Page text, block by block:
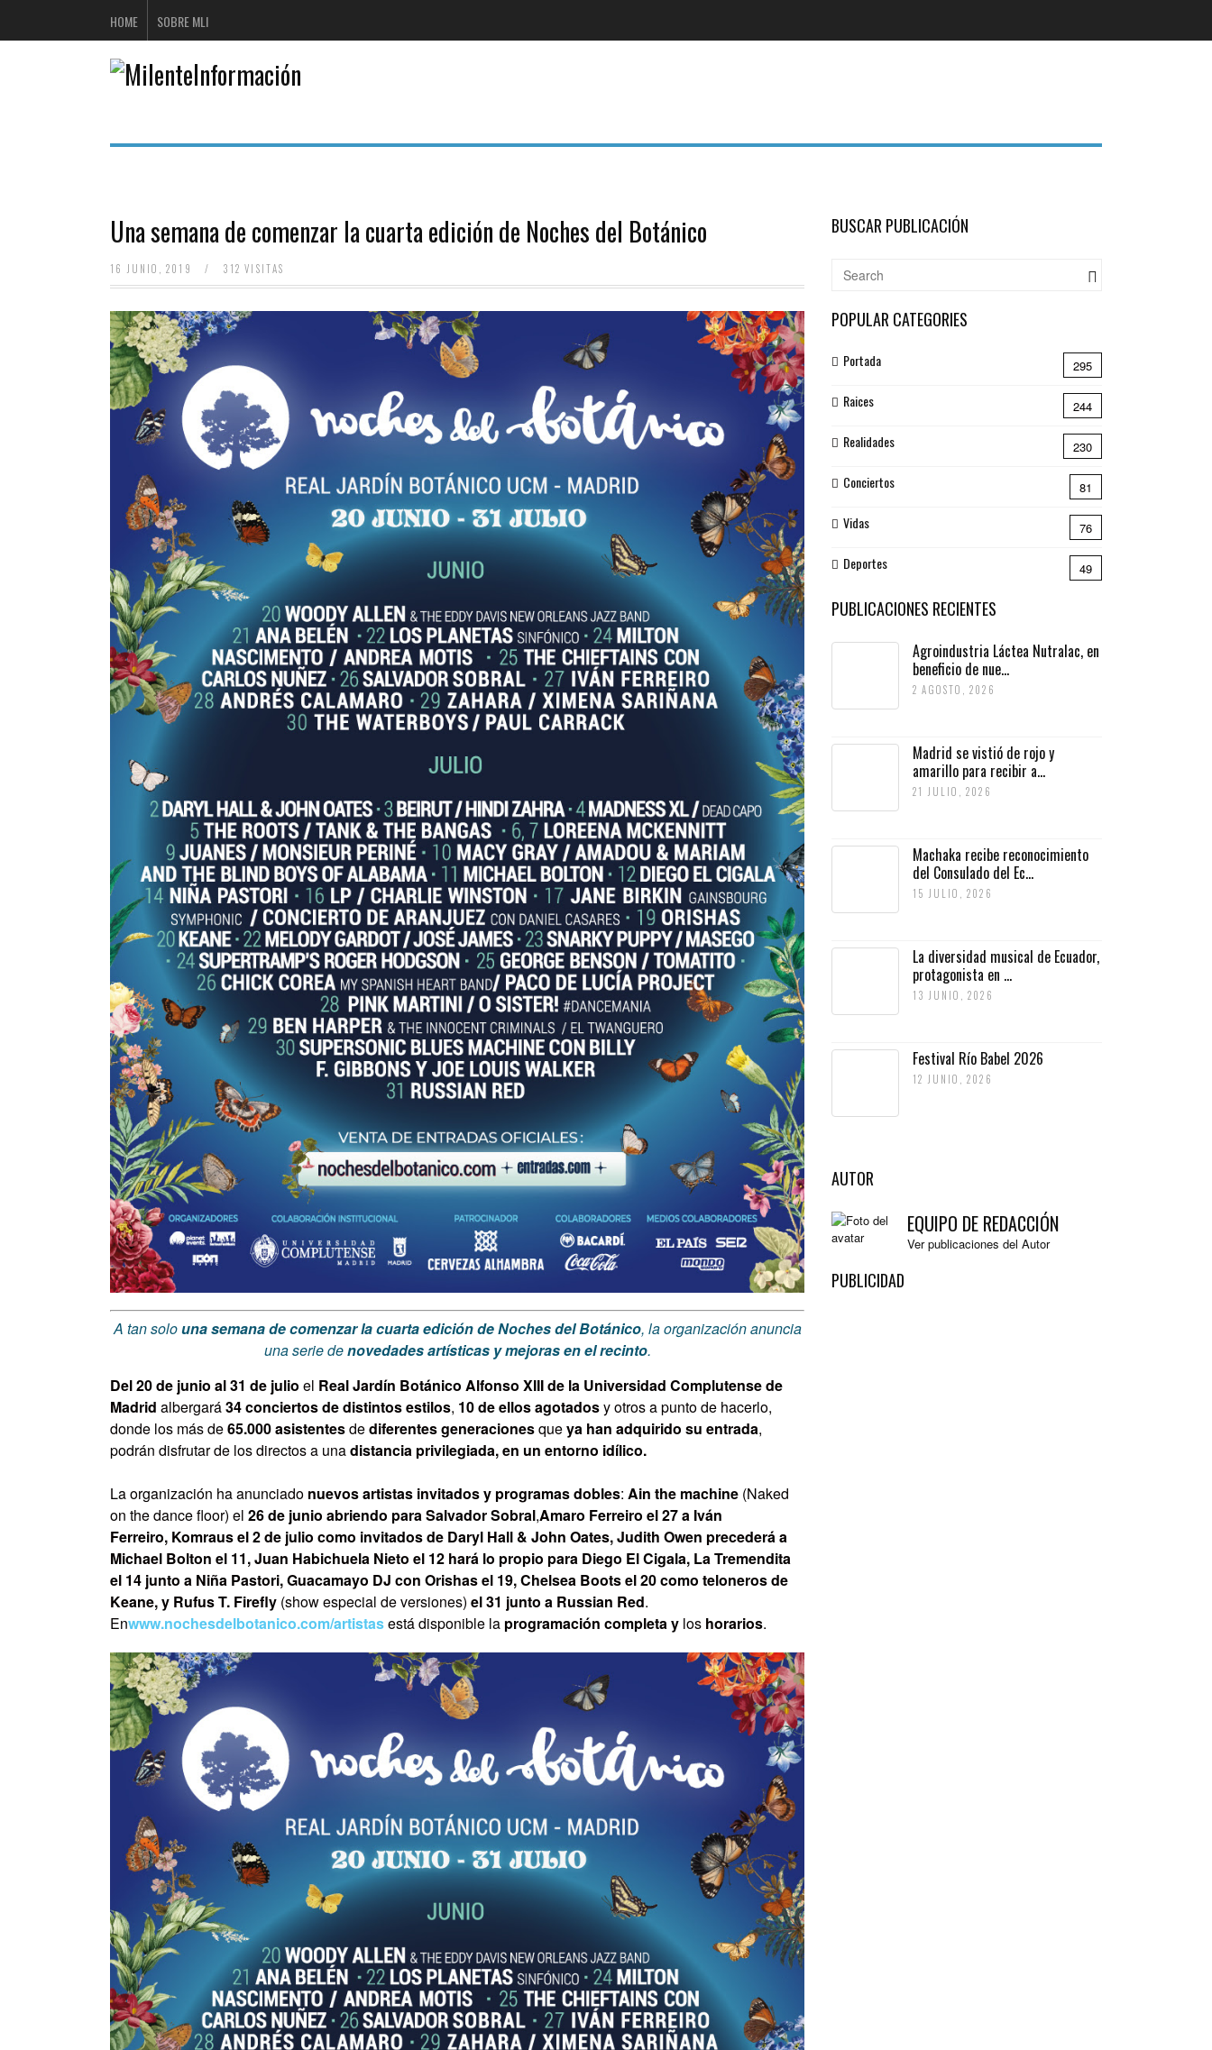
HOME SOBRE MLI
Una semana de comenzar la cuarta edición de Noches del Botánico
16 JUNIO, 2019 / 312 VISITAS
A tan solouna semana de comenzar la cuarta edición de Noches del Botánico, la organización anuncia
una serie denovedades artísticas y mejoras en el recinto.
Del 20 de junio al 31 de julio el Real Jardín Botánico Alfonso XIII de la Universidad Complutense de
Madrid albergará34 conciertosde distintos estilos, 10de ellosagotadosy otros a punto de hacerlo,
donde los más de65.000 asistentesdediferentes generacionesqueya han adquirido su entrada,
podrán disfrutar de los directos a unadistancia privilegiada, en un entorno idílico.
La organización ha anunciado nuevos artistas invitados y programas dobles: Ain the machine (Naked
on the dance floor) el 26 de junio abriendo paraSalvador Sobral,Amaro Ferreiro el 27 a Iván
Ferreiro, Komrausel 2 de julio como invitados de Daryl Hall & John Oates, Judith Owen precederá a
Michael Bolton el 11, Juan Habichuela Nieto el 12 hará lo propio para Diego El Cigala, La Tremendita
el 14 junto a Niña Pastori, Guacamayo DJ con Orishas el 19, Chelsea Boots el 20 como teloneros de
Keane, y Rufus T. Firefly (show especial de versiones) el 31 junto a Russian Red.
Enwww.nochesdelbotanico.com/artistasestá disponible la programación completa y los horarios.
BUSCAR PUBLICACIÓN
POPULAR CATEGORIES
Portada 295
Raices 244
Realidades 230
Conciertos 81
Vidas 76
Deportes 49
PUBLICACIONES RECIENTES
Agroindustria Láctea Nutralac, en
beneficio de nue...
2 AGOSTO, 2026
Madrid se vistió de rojo y
amarillo para recibir a...
21 JULIO, 2026
Machaka recibe reconocimiento
del Consulado del Ec...
15 JULIO, 2026
La diversidad musical de Ecuador,
protagonista en ...
13 JUNIO, 2026
Festival Río Babel 2026
12 JUNIO, 2026
AUTOR
EQUIPO DE REDACCIÓN
Ver publicaciones del Autor
PUBLICIDAD